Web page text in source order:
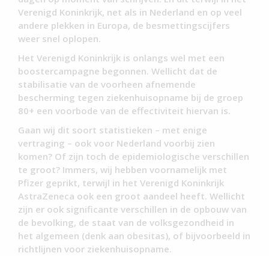
Verenigd Koninkrijk, net als in Nederland en op veel
andere plekken in Europa, de besmettingscijfers
weer snel oplopen.
Het Verenigd Koninkrijk is onlangs wel met een
boostercampagne begonnen. Wellicht dat de
stabilisatie van de voorheen afnemende
bescherming tegen ziekenhuisopname bij de groep
80+ een voorbode van de effectiviteit hiervan is.
Gaan wij dit soort statistieken – met enige
vertraging – ook voor Nederland voorbij zien
komen? Of zijn toch de epidemiologische verschillen
te groot? Immers, wij hebben voornamelijk met
Pfizer geprikt, terwijl in het Verenigd Koninkrijk
AstraZeneca ook een groot aandeel heeft. Wellicht
zijn er ook significante verschillen in de opbouw van
de bevolking, de staat van de volksgezondheid in
het algemeen (denk aan obesitas), of bijvoorbeeld in
richtlijnen voor ziekenhuisopname.